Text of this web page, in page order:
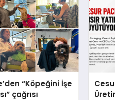
“Köpeğini İşe
çağrısı